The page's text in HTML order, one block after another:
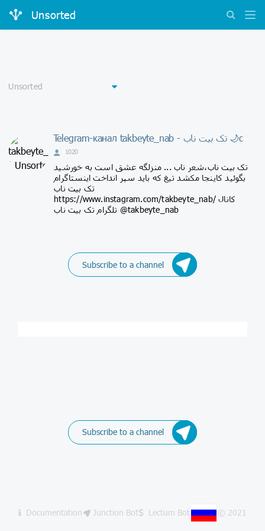
Unsorted
Telegram-канал takbeyte_nab - تک بیت ناب 🌙c
1020
تک بیت ناب،شعر ناب ... منزلگه عشق است به خورشید
بگوئید کاینجا مکشد تیغ که باید سپر انداخت اینستاگرام
تک بیت ناب
https://www.instagram.com/takbeyte_nab/ کانال
تلگرام تک بیت ناب @takbeyte_nab
Subscribe to a channel
Subscribe to a channel
Documentation Junction Bot Lectum Bot © 2021